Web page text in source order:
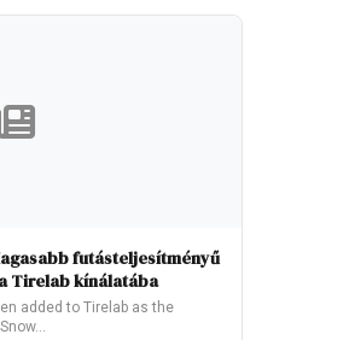
futásteljesítményű
Tirelab kínálatába
added to Tirelab as the